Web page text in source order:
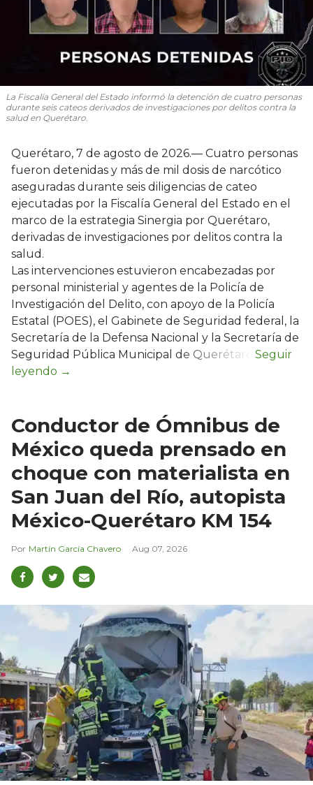
La Fiscalía General del Estado informó la detención de cuatro personas
durante seis cateos derivados de investigaciones por delitos contra la
salud en Querétaro.
Querétaro, 7 de agosto de 2026.— Cuatro personas
fueron detenidas y más de mil dosis de narcótico
aseguradas durante seis diligencias de cateo
ejecutadas por la Fiscalía General del Estado en el
marco de la estrategia Sinergia por Querétaro,
derivadas de investigaciones por delitos contra la
salud.
Las intervenciones estuvieron encabezadas por
personal ministerial y agentes de la Policía de
Investigación del Delito, con apoyo de la Policía
Estatal (POES), el Gabinete de Seguridad federal, la
Secretaría de la Defensa Nacional y la Secretaría de
Seguridad Pública Municipal de Querétaro.
Conductor de Ómnibus de
México queda prensado en
choque con materialista en
San Juan del Río, autopista
México-Querétaro KM 154
Martín García Chavero Aug 07, 2026